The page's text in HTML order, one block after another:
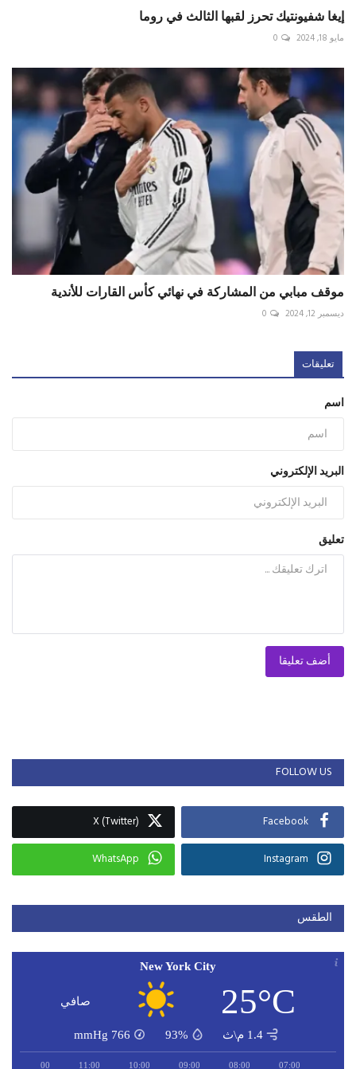
إيغا شفيونتيك تحرز لقبها الثالث في روما
مايو 18, 2024 0
موقف مبابي من المشاركة في نهائي كأس القارات للأندية
ديسمبر 12, 2024 0
تعليقات
اسم
البريد الإلكتروني
تعليق
أضف تعليقا
FOLLOW US
Facebook
X (Twitter)
Instagram
WhatsApp
الطقس
New York City
25°C صافي
1.4 م\ث 93%
766
mmHg
07:00
08:00
09:00
10:00
11:00
12:00